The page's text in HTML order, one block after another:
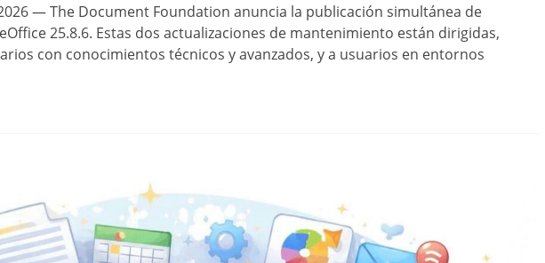
— The Document Foundation anuncia la publicación simultánea de
25.8.6. Estas dos actualizaciones de mantenimiento están dirigidas,
con conocimientos técnicos y avanzados, y a usuarios en entornos